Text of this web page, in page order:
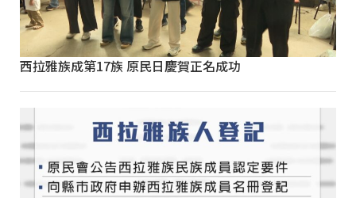
西拉雅族成第17族 原民日慶賀正名成功